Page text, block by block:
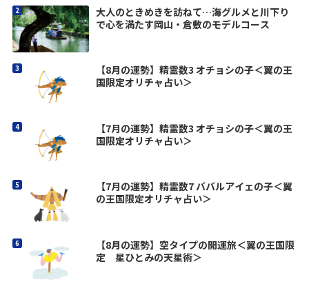
大人のときめきを訪ねて…海グルメと川下り
で心を満たす岡山・倉敷のモデルコース
【8月の運勢】精霊数3 オチョシの子＜翼の王
国限定オリチャ占い＞
【7月の運勢】精霊数3 オチョシの子＜翼の王
国限定オリチャ占い＞
【7月の運勢】精霊数7 ババルアイェの子＜翼
の王国限定オリチャ占い＞
【8月の運勢】空タイプの開運旅＜翼の王国限
定 星ひとみの天星術＞